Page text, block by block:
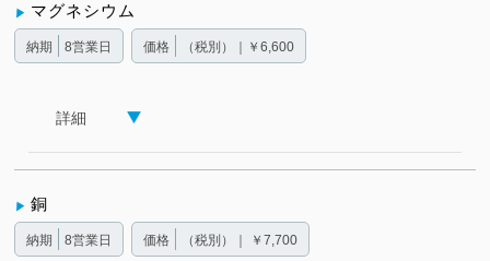
マグネシウム
納期 8営業日 価格 （税別）｜￥6,600
詳細
銅
納期 8営業日 価格 （税別）｜ ￥7,700